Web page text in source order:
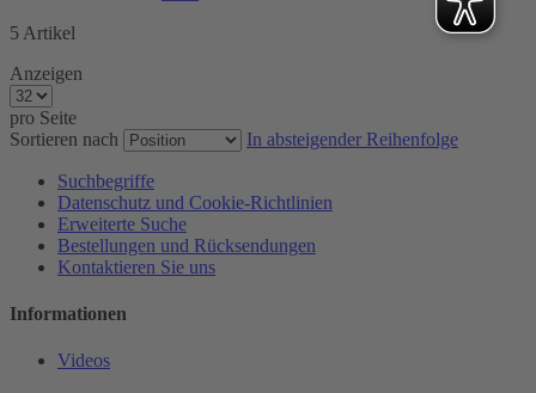
5 Artikel
Anzeigen
pro Seite
Sortieren nach
In absteigender Reihenfolge
Suchbegriffe
Datenschutz und Cookie-Richtlinien
Erweiterte Suche
Bestellungen und Rücksendungen
Kontaktieren Sie uns
Informationen
Videos